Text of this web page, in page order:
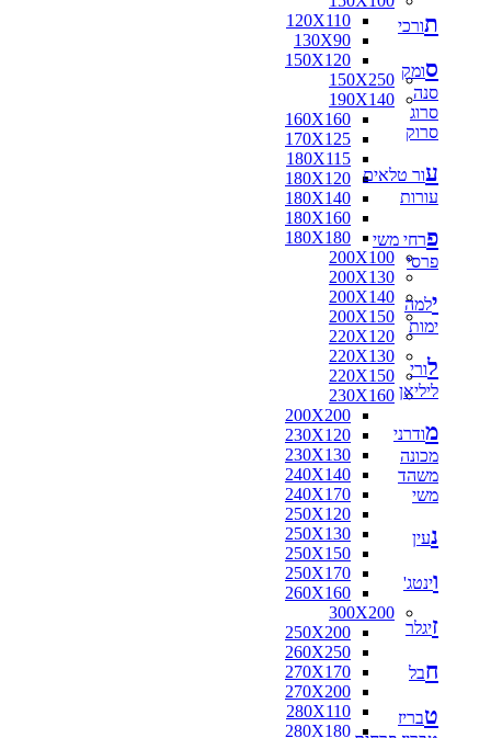
120X110
130X90
150X120
150X250
190X140
160X160
170X125
180X115
180X120
180X140
180X160
180X180
200X100
200X130
200X140
200X150
220X120
220X130
220X150
230X160
200X200
230X120
230X130
240X140
240X170
250X120
250X130
250X150
250X170
260X160
300X200
250X200
260X250
270X170
270X200
280X110
280X180
תורכי
סומק
סנה
סרוג
סרוק
עור טלאים
עורות
פרחי משי
פרסי
ילמה
ימות
לורי
ליליאן
מודרני
מכונה
משהד
משי
נעין
וינטג'
זיגלר
חבל
טבריז